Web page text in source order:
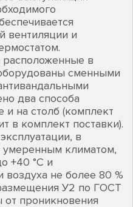
вентиляции и
в
сменными
два способа
и на столб (комплект
в комплект поставки).
в
умеренным климатом,
+40 °С и
воздуха не более 80 %
У2 по ГОСТ
от проникновения